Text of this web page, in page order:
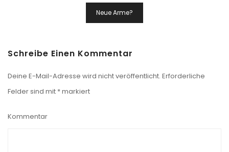
Neue Arme?
Schreibe Einen Kommentar
Deine E-Mail-Adresse wird nicht veröffentlicht. Erforderliche
Felder sind mit *markiert
Kommentar